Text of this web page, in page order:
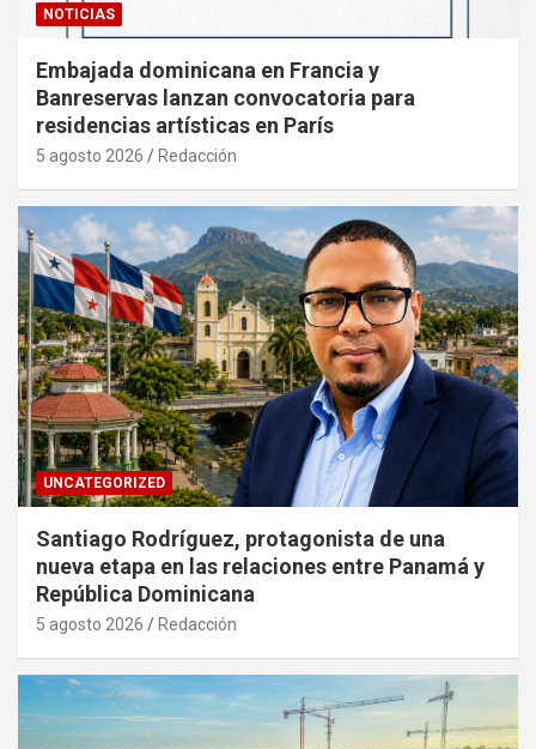
NOTICIAS
Embajada dominicana en Francia y
Banreservas lanzan convocatoria para
residencias artísticas en París
5 agosto 2026 Redacción
UNCATEGORIZED
Santiago Rodríguez, protagonista de una
nueva etapa en las relaciones entre Panamá y
República Dominicana
5 agosto 2026 Redacción